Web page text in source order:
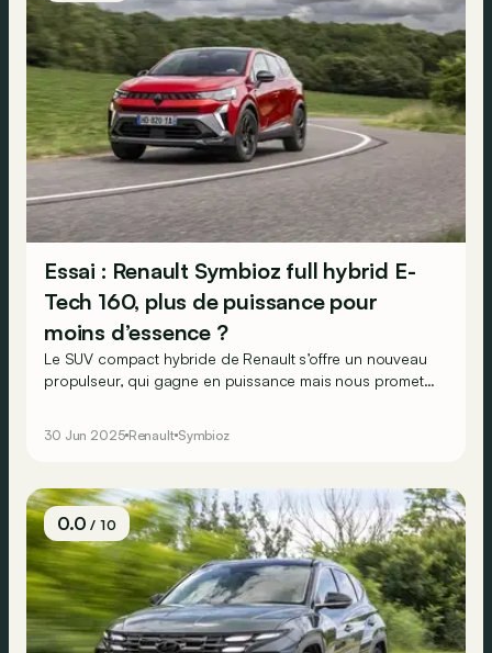
Essai : Renault Symbioz full hybrid E-
Tech 160, plus de puissance pour
moins d’essence ?
Le SUV compact hybride de Renault s’offre un nouveau
propulseur, qui gagne en puissance mais nous promet
30 Jun 2025 Renault Symbioz
0.0/ 10